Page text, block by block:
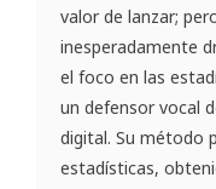
valor de lanzar;
inesperadamente
el foco en las
un defensor vocal
digital. Su método
estadísticas,